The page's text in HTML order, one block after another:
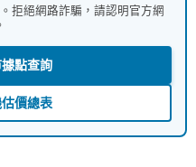
拒絕網路詐騙，請認明官方網
點查詢
價總表